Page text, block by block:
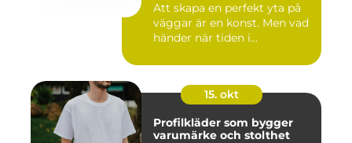
Att skapa en perfekt yta på
väggar är en konst. Men vad
händer när tiden i...
15. okt
Profilkläder som bygger
varumärke och stolthet